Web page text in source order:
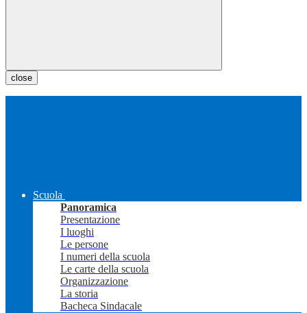
close
Scuola
Panoramica
Presentazione
I luoghi
Le persone
I numeri della scuola
Le carte della scuola
Organizzazione
La storia
Bacheca Sindacale